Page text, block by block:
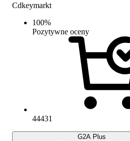
Cdkeymarkt
100%
Pozytywne oceny
44431
G2A Plus